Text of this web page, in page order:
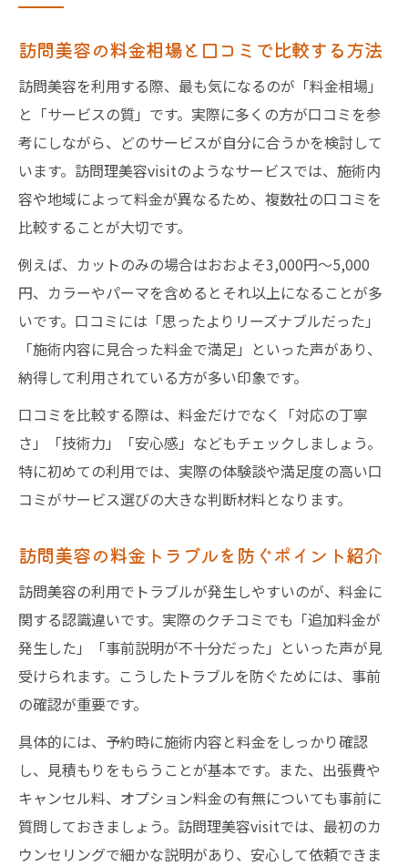
訪問美容の料金相場と口コミで比較する方法
訪問美容を利用する際、最も気になるのが「料金相場」
と「サービスの質」です。実際に多くの方が口コミを参
考にしながら、どのサービスが自分に合うかを検討して
います。訪問理美容visitのようなサービスでは、施術内
容や地域によって料金が異なるため、複数社の口コミを
比較することが大切です。
例えば、カットのみの場合はおおよそ3,000円〜5,000
円、カラーやパーマを含めるとそれ以上になることが多
いです。口コミには「思ったよりリーズナブルだった」
「施術内容に見合った料金で満足」といった声があり、
納得して利用されている方が多い印象です。
口コミを比較する際は、料金だけでなく「対応の丁寧
さ」「技術力」「安心感」などもチェックしましょう。
特に初めての利用では、実際の体験談や満足度の高い口
コミがサービス選びの大きな判断材料となります。
訪問美容の料金トラブルを防ぐポイント紹介
訪問美容の利用でトラブルが発生しやすいのが、料金に
関する認識違いです。実際のクチコミでも「追加料金が
発生した」「事前説明が不十分だった」といった声が見
受けられます。こうしたトラブルを防ぐためには、事前
の確認が重要です。
具体的には、予約時に施術内容と料金をしっかり確認
し、見積もりをもらうことが基本です。また、出張費や
キャンセル料、オプション料金の有無についても事前に
質問しておきましょう。訪問理美容visitでは、最初のカ
ウンセリングで細かな説明があり、安心して依頼できま